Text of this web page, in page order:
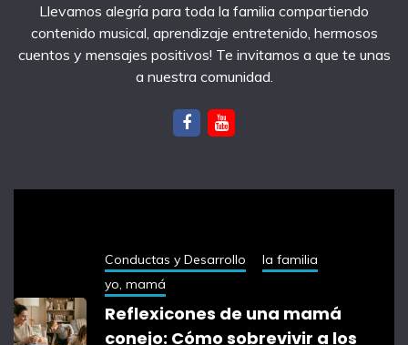
Llevamos alegría para toda la familia compartiendo
contenido musical, aprendizaje entretenido, hermosos
cuentos y mensajes positivos! Te invitamos a que te unas
a nuestra comunidad.
Conductas y Desarrollo
la familia
yo, mamá
Reflexicones de una mamá
conejo: Cómo sobrevivir a los